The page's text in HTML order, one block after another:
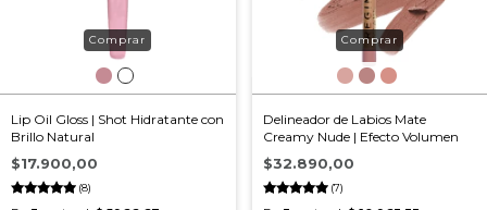
Lip Oil Gloss | Shot Hidratante con
Brillo Natural
(8)
$17.900,00
Delineador de Labios Mate
Creamy Nude | Efecto Volumen
(7)
$32.890,00